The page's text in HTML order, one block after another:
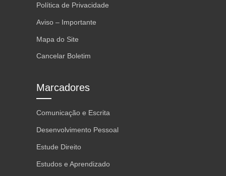
Política de Privacidade
Aviso – Importante
Mapa do Site
Cancelar Boletim
Marcadores
Comunicação e Escrita
Desenvolvimento Pessoal
Estude Direito
Estudos e Aprendizado